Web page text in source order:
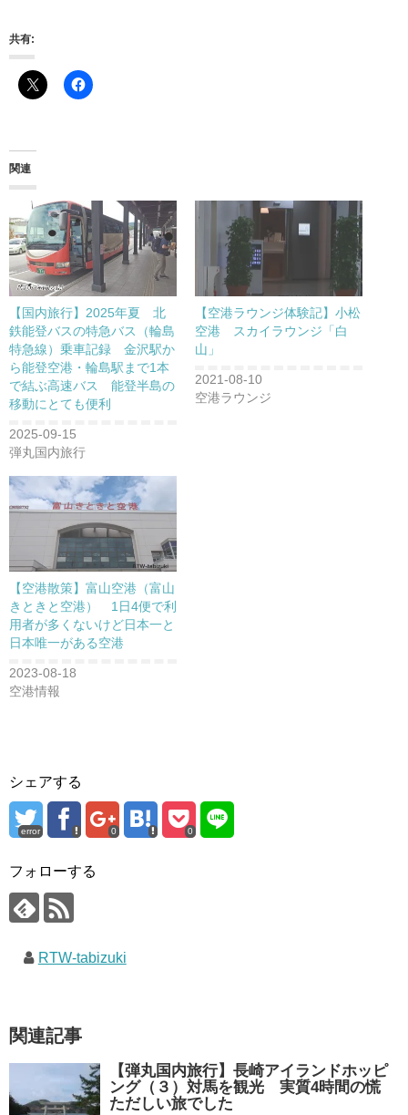
共有:
関連
【国内旅行】2025年夏 北
鉄能登バスの特急バス（輪島
特急線）乗車記録 金沢駅か
ら能登空港・輪島駅まで1本
で結ぶ高速バス 能登半島の
移動にとても便利
2025-09-15
弾丸国内旅行
【空港ラウンジ体験記】小松
空港 スカイラウンジ「白
山」
2021-08-10
空港ラウンジ
【空港散策】富山空港（富山
きときと空港） 1日4便で利
用者が多くないけど日本一と
日本唯一がある空港
2023-08-18
空港情報
シェアする
error 0 0
フォローする
RTW-tabizuki
関連記事
【弾丸国内旅行】長崎アイランドホッピ
ング（３）対馬を観光 実質4時間の慌
ただしい旅でした